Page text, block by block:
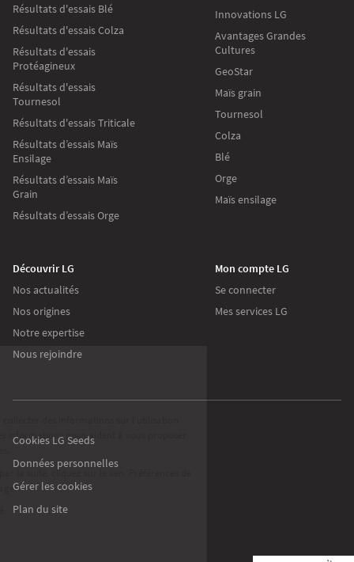
Résultats d'essais Blé
Résultats d'essais Colza
Résultats d'essais
Protéagineux
Résultats d'essais
Tournesol
Résultats d'essais Triticale
Résultats d’essais Maïs
Ensilage
Résultats d’essais Maïs
Grain
Résultats d’essais Orge
Innovations LG
Avantages Grandes
Cultures
GeoStar
Maïs grain
Tournesol
Colza
Blé
Orge
Maïs ensilage
Découvrir LG
Nos actualités
Nos origines
Notre expertise
Nous rejoindre
Mon compte LG
Se connecter
Mes services LG
Cookies LG Seeds
Données personnelles
Gérer les cookies
Plan du site
Continuer sans accepter
Les cookies
Nous utilisons des cookies pour collecter des
notre site. Ces informations nous aident à vous proposer des
Pour modifier vos préférences par la suite, cliquez sur le lien 'Préférences de
cookies' situé dans le pied de page.
Lire la politique de confidentialité